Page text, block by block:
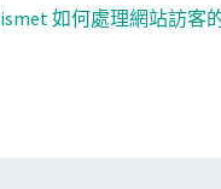
如何處理網站訪客